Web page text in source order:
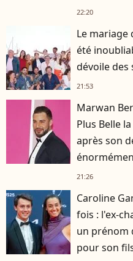
22:20
Le mariage
été
dévoile des
21:53
Marwan
Plus Belle
après son
21:26
Caroline
fois : l'ex-
un prénom
pour son